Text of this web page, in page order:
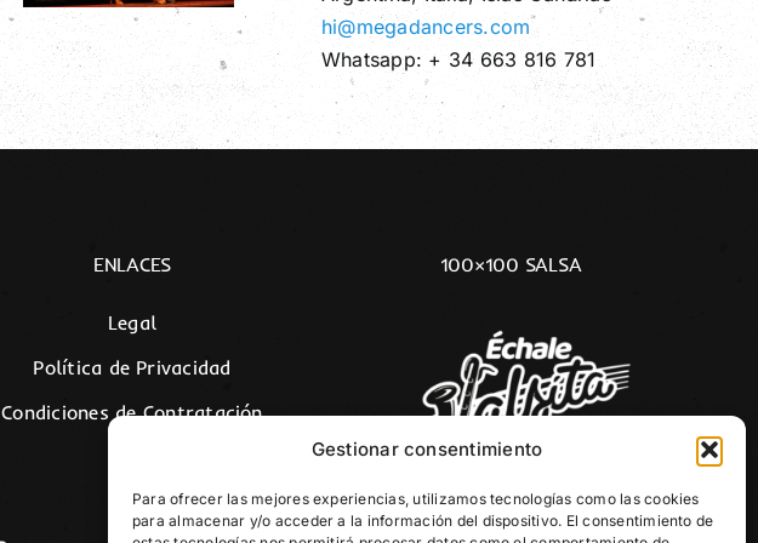
Gestionar consentimiento
Para ofrecer las mejores experiencias, utilizamos tecnologías como las cookies
para almacenar y/o acceder a la información del dispositivo. El consentimiento de
hi@megadancers.com
Whatsapp: + 34 663 816 781
ENLACES
Legal
Política de Privacidad
Condiciones de Contratación
100×100 SALSA